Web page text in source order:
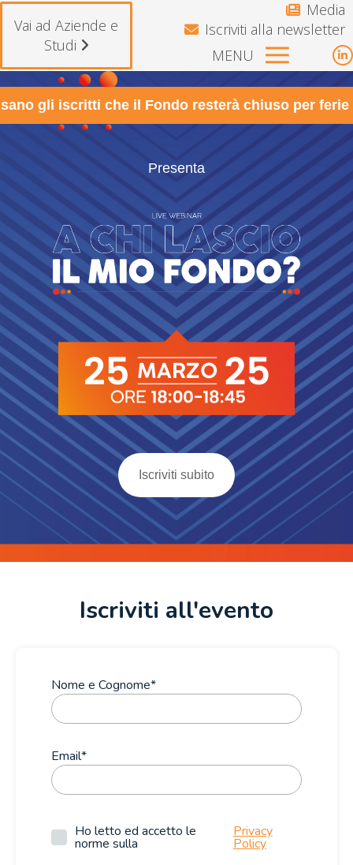
Vai ad Aziende e
Studi
Media
Iscriviti alla newsletter
MENU
in
Presenta
Iscriviti subito
Iscriviti all'evento
Nome e Cognome*
Email*
Ho letto ed accetto le
norme sulla
Privacy
Policy
gli iscritti che il Fondo resterà chiuso per ferie